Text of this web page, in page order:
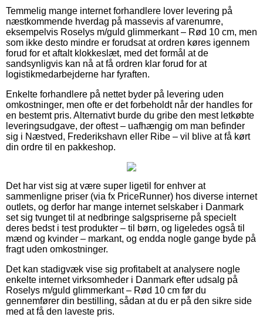
Temmelig mange internet forhandlere lover levering på
næstkommende hverdag på massevis af varenumre,
eksempelvis Roselys m/guld glimmerkant – Rød 10 cm, men
som ikke desto mindre er forudsat at ordren køres igennem
forud for et aftalt klokkeslæt, med det formål at de
sandsynligvis kan nå at få ordren klar forud for at
logistikmedarbejderne har fyraften.
Enkelte forhandlere på nettet byder på levering uden
omkostninger, men ofte er det forbeholdt når der handles for
en bestemt pris. Alternativt burde du gribe den mest letkøbte
leveringsudgave, der oftest – uafhængig om man befinder
sig i Næstved, Frederikshavn eller Ribe – vil blive at få kørt
din ordre til en pakkeshop.
Det har vist sig at være super ligetil for enhver at
sammenligne priser (via fx PriceRunner) hos diverse internet
outlets, og derfor har mange internet selskaber i Danmark
set sig tvunget til at nedbringe salgspriserne på specielt
deres bedst i test produkter – til børn, og ligeledes også til
mænd og kvinder – markant, og endda nogle gange byde på
fragt uden omkostninger.
Det kan stadigvæk vise sig profitabelt at analysere nogle
enkelte internet virksomheder i Danmark efter udsalg på
Roselys m/guld glimmerkant – Rød 10 cm før du
gennemfører din bestilling, sådan at du er på den sikre side
med at få den laveste pris.